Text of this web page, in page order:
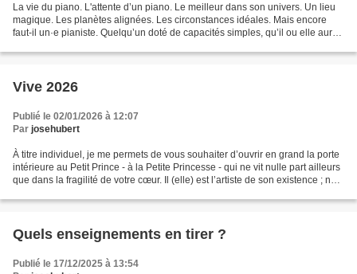
La vie du piano. L'attente d’un piano. Le meilleur dans son univers. Un lieu
magique. Les planètes alignées. Les circonstances idéales. Mais encore
faut‑il un·e pianiste. Quelqu’un doté de capacités simples, qu’il ou elle aura
Vive 2026
Publié le 02/01/2026 à 12:07
Par josehubert
À titre individuel, je me permets de vous souhaiter d’ouvrir en grand la porte
intérieure au Petit Prince - à la Petite Princesse - qui ne vit nulle part ailleurs
que dans la fragilité de votre cœur. Il (elle) est l’artiste de son existence ; ne
Quels enseignements en tirer ?
Publié le 17/12/2025 à 13:54